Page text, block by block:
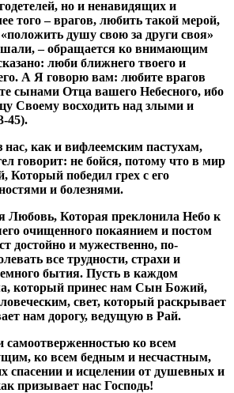
но и ненавидящих и
того – врагов, любить такой мерой,
душу свою за други своя»
– обращается ко внимающим
люби ближнего твоего и
А Я говорю вам: любите врагов
сынами Отца вашего Небесного, ибо
Своему восходить над злыми и
45).
нас, как и вифлеемским пастухам,
говорит: не бойся, потому что в мир
победил грех с его
и болезнями.
Любовь, Которая преклонила Небо к
очищенного покаянием и постом
достойно и мужественно, по-
все трудности, страхи и
бытия. Пусть в каждом
который принес нам Сын Божий,
свет, который раскрывает
нам дорогу, ведущую в Рай.
ко всем
ко всем бедным и несчастным,
спасении и исцелении от душевных и
призывает нас Господь!